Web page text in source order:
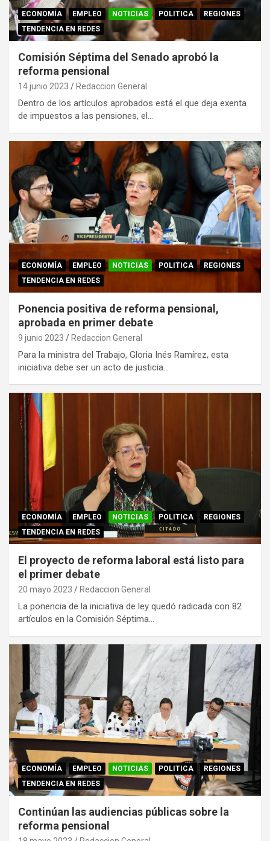
ECONOMÍA EMPLEO NOTICIAS POLITICA
REGIONES
TENDENCIA EN REDES
Comisión Séptima del Senado aprobó la
reforma pensional
14 junio 2023 Redaccion General
Dentro de los artículos aprobados está el que deja exenta
de impuestos a las pensiones, el…
ECONOMÍA EMPLEO NOTICIAS POLITICA
REGIONES
TENDENCIA EN REDES
Ponencia positiva de reforma pensional,
aprobada en primer debate
9 junio 2023 Redaccion General
Para la ministra del Trabajo, Gloria Inés Ramírez, esta
iniciativa debe ser un acto de justicia…
ECONOMÍA EMPLEO NOTICIAS POLITICA
REGIONES
TENDENCIA EN REDES
El proyecto de reforma laboral está listo para
el primer debate
20 mayo 2023 Redaccion General
La ponencia de la iniciativa de ley quedó radicada con 82
artículos en la Comisión Séptima…
ECONOMÍA EMPLEO NOTICIAS POLITICA
REGIONES
TENDENCIA EN REDES
Continúan las audiencias públicas sobre la
reforma pensional